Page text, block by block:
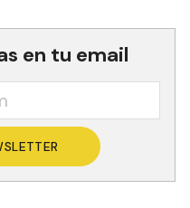
en tu email